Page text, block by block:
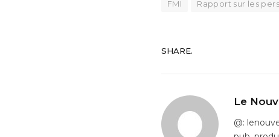
FMI Rapport sur les
SHARE.
Le
@: